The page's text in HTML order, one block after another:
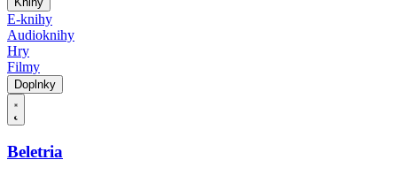
E-knihy
Audioknihy
Hry
Filmy
Doplnky
Beletria